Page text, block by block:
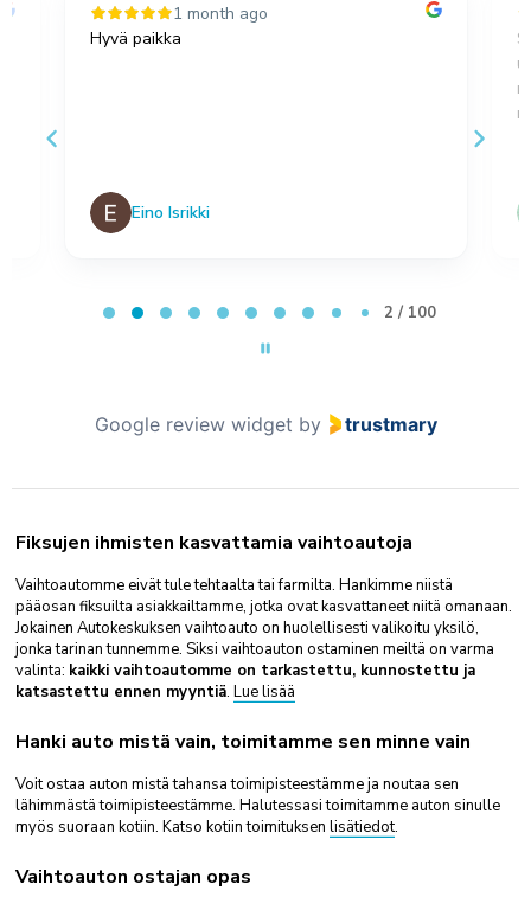
1 month ago
Hyvä paikka
Eino Isrikki
2 / 100
Google review widget by trustmary
Fiksujen ihmisten kasvattamia vaihtoautoja
Vaihtoautomme eivät tule tehtaalta tai farmilta. Hankimme niistä
pääosan fiksuilta asiakkailtamme, jotka ovat kasvattaneet niitä omanaan.
Jokainen Autokeskuksen vaihtoauto on huolellisesti valikoitu yksilö,
jonka tarinan tunnemme. Siksi vaihtoauton ostaminen meiltä on varma
valinta: kaikki vaihtoautomme on tarkastettu, kunnostettu ja
katsastettu ennen myyntiä. Lue lisää
Hanki auto mistä vain, toimitamme sen minne vain
Voit ostaa auton mistä tahansa toimipisteestämme ja noutaa sen
lähimmästä toimipisteestämme. Halutessasi toimitamme auton sinulle
myös suoraan kotiin. Katso kotiin toimituksen lisätiedot.
Vaihtoauton ostajan opas